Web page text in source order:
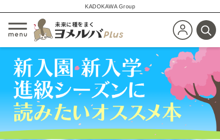
KADOKAWA Group
メニューを開閉する
未来に種をまく
新規会員登
検